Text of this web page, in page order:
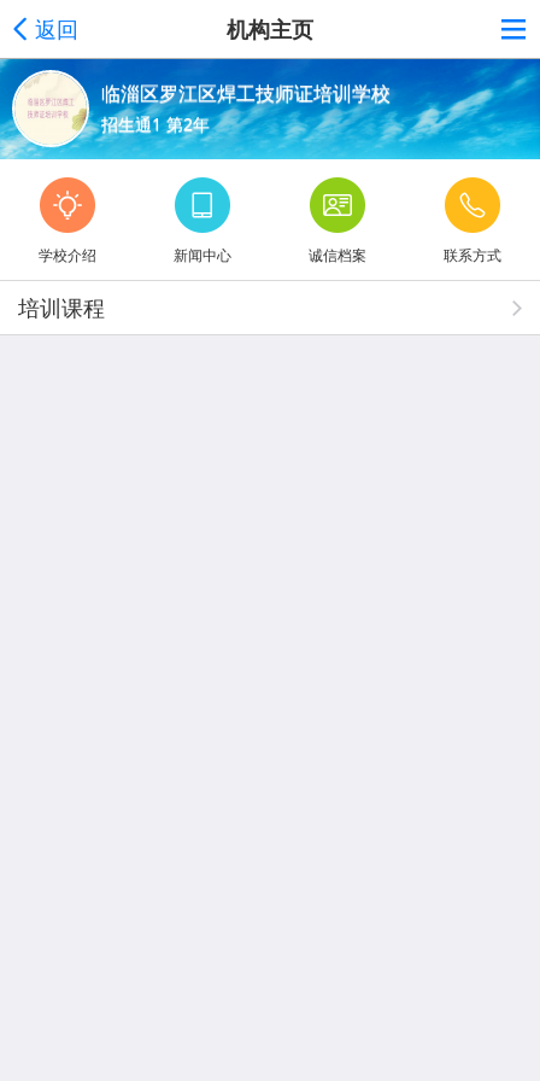
返回 机构主页
临淄区罗江区焊工技师证培训学校
招生通1 第2年
学校介绍 新闻中心 诚信档案 联系方式
培训课程